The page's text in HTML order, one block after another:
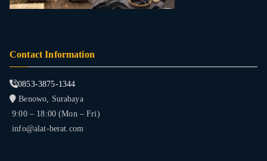
Contact Information
0853-3875-1344
Benowo, Surabaya
9:00 – 18:00 (Mon – Fri)
info@alat-berat.com